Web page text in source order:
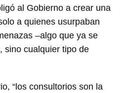
al Gobierno a crear una
a quienes usurpaban
–algo que ya se
sino cualquier tipo de
“los consultorios son la